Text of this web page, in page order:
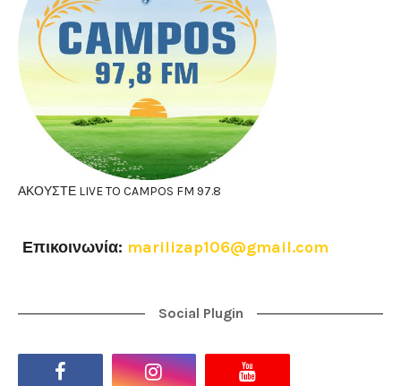
ΑΚΟΥΣΤΕ LIVE TO CAMPOS FM 97.8
Επικοινωνία: marilizap106@gmail.com
Social Plugin